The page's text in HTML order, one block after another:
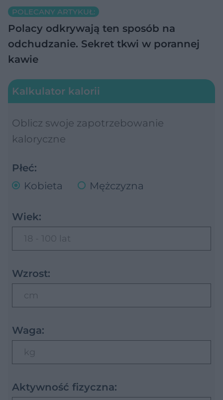
POLECANY ARTYKUŁ:
Polacy odkrywają ten sposób na
odchudzanie. Sekret tkwi w porannej
kawie
Kalkulator kalorii
Oblicz swoje zapotrzebowanie
kaloryczne
Płeć:
Kobieta
Mężczyzna
Wiek:
18 - 100 lat
Wzrost:
cm
Waga:
kg
Aktywność fizyczna: